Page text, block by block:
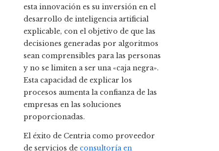
esta innovación es su inversión en el
desarrollo de inteligencia artificial
explicable, con el objetivo de que las
decisiones generadas por algoritmos
sean comprensibles para las personas
y no se limiten a ser una «caja negra».
Esta capacidad de explicar los
procesos aumenta la confianza de las
empresas en las soluciones
proporcionadas.
El éxito de Centria como proveedor
de servicios de consultoría en